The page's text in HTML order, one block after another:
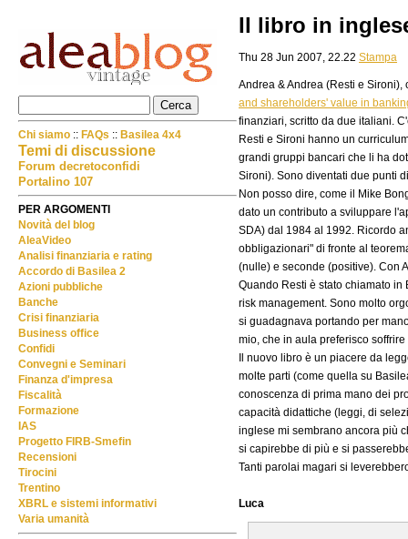
Il libro in
Thu 28 Jun 2007, 22.22 Stampa
Andrea & Andrea (Resti e
and shareholders' value in
finanziari, scritto da due italiani.
Resti e Sironi hanno un
grandi gruppi bancari che li ha
Sironi). Sono diventati due punti
Non posso dire, come il Mike
dato un contributo a sviluppare
SDA) dal 1984 al 1992. Ricordo
obbligazionari" di fronte al
(nulle) e seconde (positive). Con
Quando Resti è stato chiamato
risk management. Sono molto
si guadagnava portando per
mio, che in aula preferisco soffrire
Il nuovo libro è un piacere da
molte parti (come quella su
conoscenza di prima mano dei
capacità didattiche (leggi, di
inglese mi sembrano ancora più
si capirebbe di più e si
Tanti parolai magari si
Luca
Chi siamo :: FAQs :: Basilea 4x4
Temi di discussione
Forum decretoconfidi
Portalino 107
PER ARGOMENTI
Novità del blog
AleaVideo
Analisi finanziaria e rating
Accordo di Basilea 2
Azioni pubbliche
Banche
Crisi finanziaria
Business office
Confidi
Convegni e Seminari
Finanza d'impresa
Fiscalità
Formazione
IAS
Progetto FIRB-Smefin
Recensioni
Tirocini
Trentino
XBRL e sistemi informativi
Varia umanità